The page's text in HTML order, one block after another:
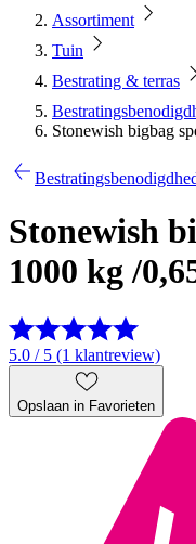
Assortiment
Tuin
Bestrating & terras
Stonewish bigbag
Stonewish
1000 kg /
5.0 / 5 (1 klantreview)
Opslaan in Favorieten